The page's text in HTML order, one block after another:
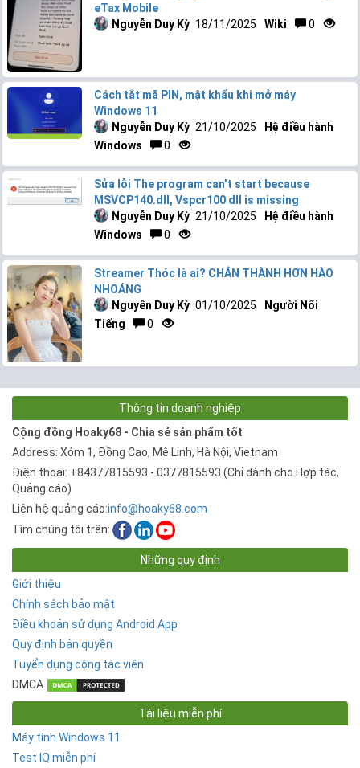
eTax Mobile
Nguyễn Duy Kỳ 18/11/2025 Wiki 0
Cách tắt mã PIN, mật khẩu khi mở máy
Windows 11
Nguyễn Duy Kỳ 21/10/2025
Hệ điều hành
Windows
0
Sửa lỗi The program can’t start because
MSVCP140.dll, Vspcr100 dll is missing
Nguyễn Duy Kỳ 21/10/2025
Hệ điều hành
Windows
0
Streamer Thóc là ai? CHÂN THÀNH HƠN HÀO
NHOÁNG
Nguyễn Duy Kỳ 01/10/2025
Người Nổi
Tiếng
0
Thông tin doanh nghiệp
Cộng đồng Hoaky68 - Chia sẻ sản phẩm tốt
Address: Xóm 1, Đồng Cao, Mê Linh, Hà Nội, Vietnam
Điện thoại: +84377815593 - 0377815593 (Chỉ dành cho Hợp tác,
Quảng cáo)
Liên hệ quảng cáo:info@hoaky68.com
Tìm chúng tôi trên:
Những quy định
Giới thiệu
Chính sách bảo mật
Điều khoản sử dụng Android App
Quy định bản quyền
Tuyển dụng cộng tác viên
DMCA
Tài liệu miễn phí
Máy tính Windows 11
Test IQ miễn phí